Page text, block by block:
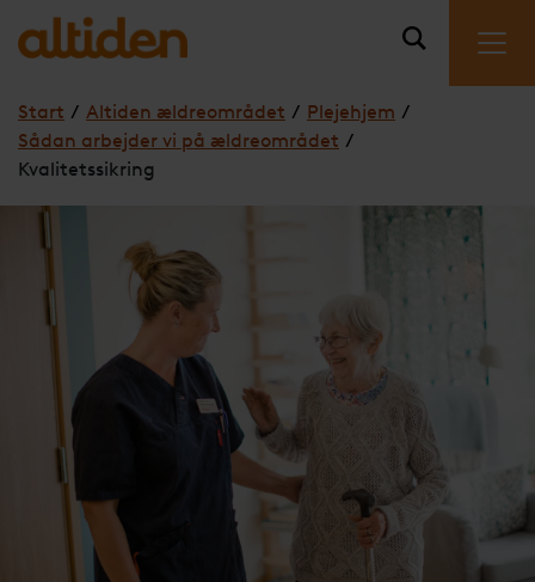
Start / Altiden ældreområdet / Plejehjem /
Sådan arbejder vi på ældreområdet /
Kvalitetssikring